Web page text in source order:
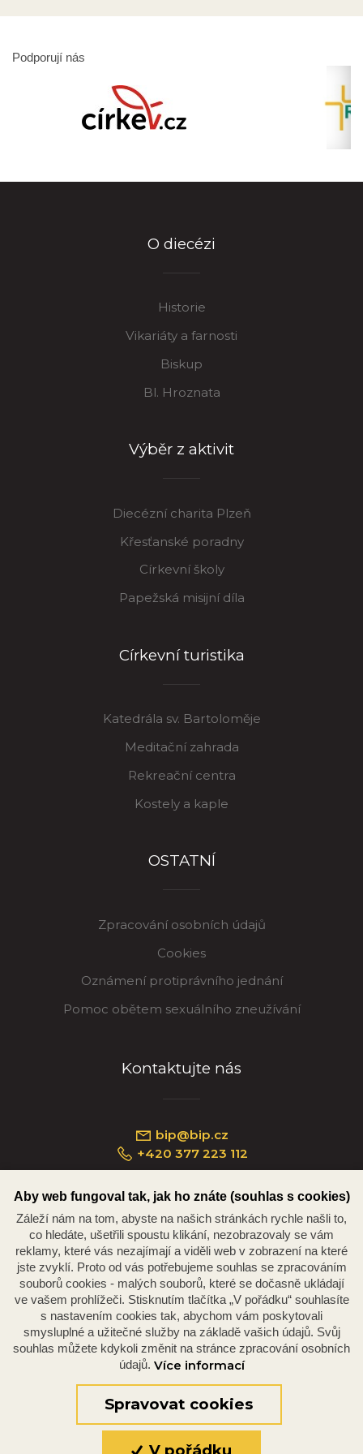
Podporují nás
O diecézi
Historie
Vikariáty a farnosti
Biskup
Bl. Hroznata
Výběr z aktivit
Diecézní charita Plzeň
Křesťanské poradny
Církevní školy
Papežská misijní díla
Církevní turistika
Katedrála sv. Bartoloměje
Meditační zahrada
Rekreační centra
Kostely a kaple
OSTATNÍ
Zpracování osobních údajů
Cookies
Oznámení protiprávního jednání
Pomoc obětem sexuálního zneužívání
Kontaktujte nás
bip@bip.cz
+420 377 223 112
Náměstí Republiky 234/35, 301 00 Plzeň
© 2026 Oficiální stránky Plzeňské diecéze
Aby web fungoval tak, jak ho znáte (souhlas s cookies)
Záleží nám na tom, abyste na našich stránkách rychle našli to,
co hledáte, ušetřili spoustu klikání, nezobrazovaly se vám
reklamy, které vás nezajímají a viděli web v zobrazení na které
jste zvyklí. Proto od vás potřebujeme souhlas se zpracováním
souborů cookies - malých souborů, které se dočasně ukládají
ve vašem prohlížeči. Stisknutím tlačítka „V pořádku“ souhlasíte
s nastavením cookies tak, abychom vám poskytovali
smysluplné a užitečné služby na základě vašich údajů. Svůj
souhlas můžete kdykoli změnit na stránce zpracování osobních
údajů. Více informací
Spravovat cookies
V pořádku